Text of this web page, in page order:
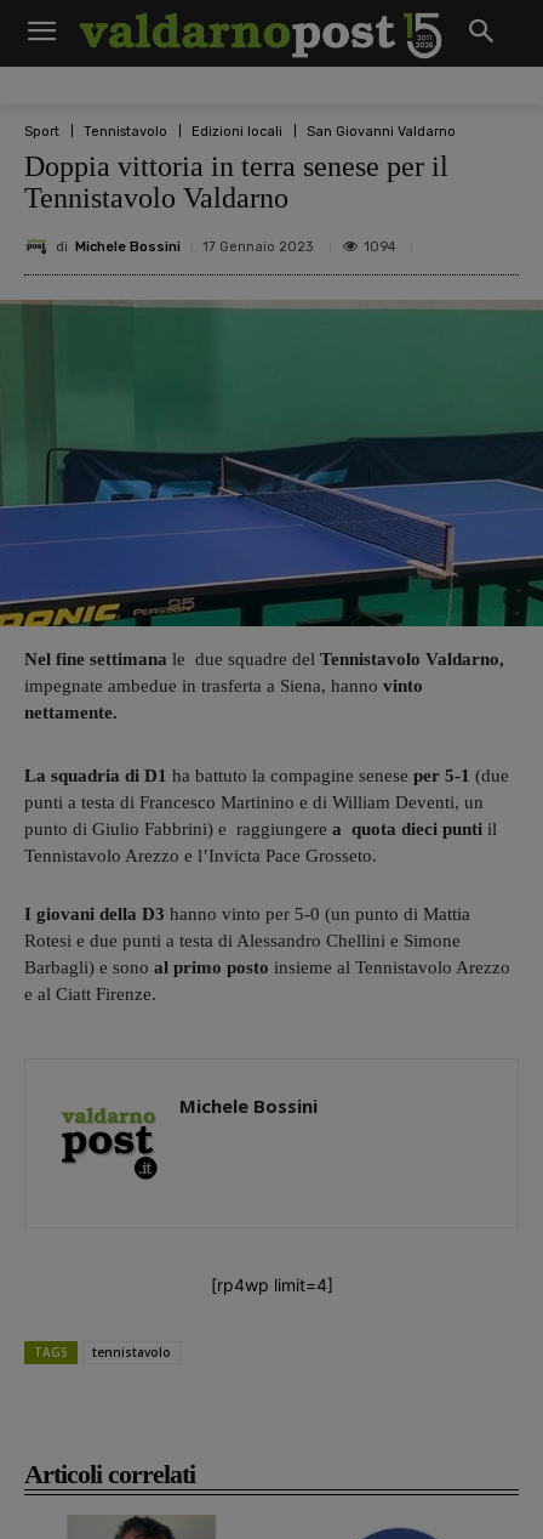
Sport Tennistavolo Edizioni locali San Giovanni Valdarno
Doppia vittoria in terra senese per il
Tennistavolo Valdarno
di Michele Bossini 17 Gennaio 2023 1094
Articoli correlati
Nel fine settimana le due squadre del Tennistavolo Valdarno,
impegnate ambedue in trasferta a Siena, hanno vinto
nettamente.
La squadria di D1 ha battuto la compagine senese per 5-1 (due
punti a testa di Francesco Martinino e di William Deventi, un
punto di Giulio Fabbrini) e raggiungere a quota dieci punti il
Tennistavolo Arezzo e l’Invicta Pace Grosseto.
I giovani della D3 hanno vinto per 5-0 (un punto di Mattia
Rotesi e due punti a testa di Alessandro Chellini e Simone
Barbagli) e sono al primo posto insieme al Tennistavolo Arezzo
e al Ciatt Firenze.
Michele Bossini
[rp4wp limit=4]
TAGS tennistavolo